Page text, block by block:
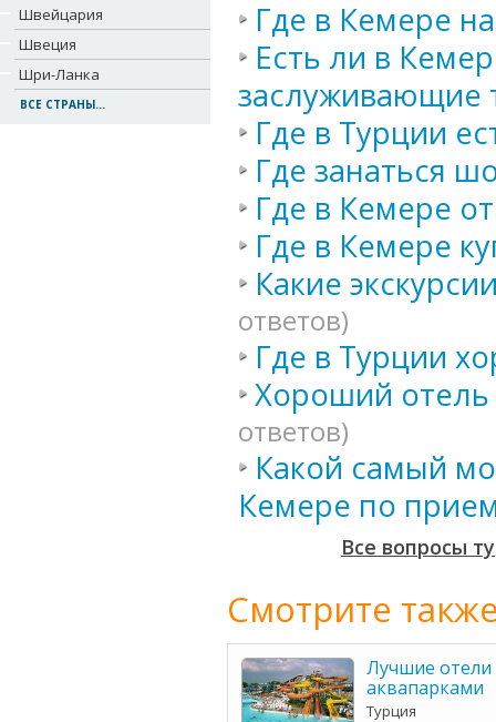
Швейцария
Швеция
Шри-Ланка
ВСЕ СТРАНЫ...
Где в Кемере
Есть ли в
заслуживающие
Где в Турции
Где занаться
Где в Кемере
Где в Кемере
Какие
ответов)
Где в Турции
Хороший отель
ответов)
Какой самый
Кемере по
Все вопросы
Смотрите
Лучшие отели
аквапарками
Турция